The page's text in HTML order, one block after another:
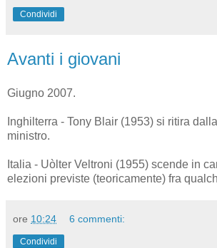
Condividi
Avanti i giovani
Giugno 2007.
Inghilterra - Tony Blair (1953) si ritira
ministro.
Italia - Uòlter Veltroni (1955) scende in
elezioni previste (teoricamente) fra
ore 10:24 6 commenti:
Condividi